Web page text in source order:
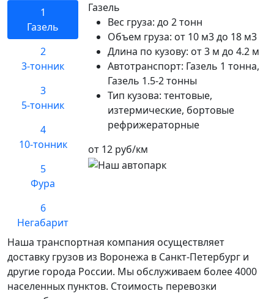
1
Газель
2
3-тонник
3
5-тонник
4
10-тонник
5
Фура
6
Негабарит
Газель
Вес груза: до 2 тонн
Объем груза: от 10 м3 до 18 м3
Длина по кузову: от 3 м до 4.2 м
Автотранспорт: Газель 1 тонна,
Газель 1.5-2 тонны
Тип кузова: тентовые,
изтермические, бортовые
рефрижераторные
от 12 руб/км
Наша транспортная компания осуществляет
доставку грузов из Воронежа в Санкт-Петербург и
другие города России. Мы обслуживаем более 4000
населенных пунктов. Стоимость перевозки